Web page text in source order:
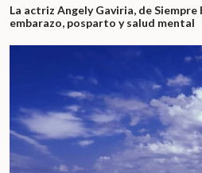
La actriz Angely Gaviria, de
embarazo, posparto y salud mental